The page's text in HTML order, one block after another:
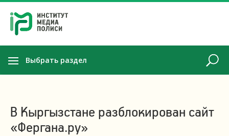
Выбрать раздел
В Кыргызстане разблокирован сайт
«Фергана.ру»